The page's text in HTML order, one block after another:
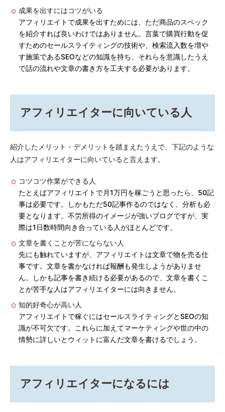
成果を出すにはコツがいる
アフィリエイトで成果を出すためには、ただ商品のスペック
を紹介すれば良いわけではありません。言葉で購買行動を促
すためのセールスライティングの技術や、検索流入数を増や
す施策であるSEOなどの知識を持ち、それらを意識したうえ
で話の流れや文章の書き方を工夫する必要があります。
アフィリエイターに向いている人
紹介したメリット・デメリットを踏まえたうえで、下記のような
人はアフィリエイターに向いていると言えます。
コツコツ作業ができる人
たとえばアフィリエイトで月1万円を稼ごうと思ったら、50記
事は必要です。しかもただ50記事作るのではなく、分析も必
要となります。不労所得のイメージが強いブログですが、実
際は1日数時間向き合っている人がほとんどです。
文章を書くことが苦にならない人
先にも触れていますが、アフィリエイトは文章で物を売る仕
事です。文章を書かなければ報酬も発生しようがありませ
ん。しかも記事を書き続ける必要があるので、文章を書くこ
とが苦手な人はアフィリエイターには向きません。
知的好奇心が高い人
アフィリエイトで稼ぐにはセールスライティングとSEOの知
識が不可欠です。これらに加えてマーケティングや世の中の
情勢に詳しいとウィットに富んだ文章を書けるでしょう。
アフィリエイターになるには